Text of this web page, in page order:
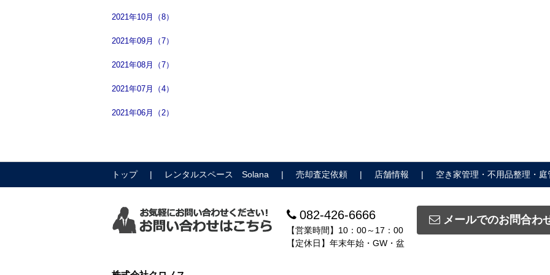
2021年10月（8）
2021年09月（7）
2021年08月（7）
2021年07月（4）
2021年06月（2）
トップ レンタルスペース Solana 売却査定依頼 店舗情報 空き家管理・不用品整理・庭
082-426-6666
【営業時間】10：00～17：00
【定休日】年末年始・GW・盆
メールでのお問合わ